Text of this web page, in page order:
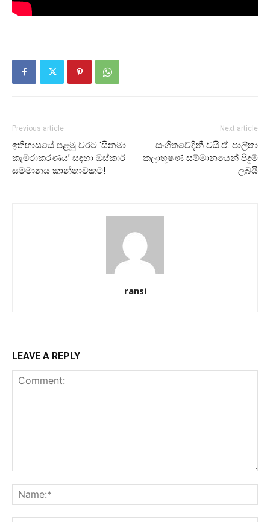
Previous article
ඉතිහාසයේ පළමු වරට ‘සිනමා
කැමරාකරණය’ සඳහා ඔස්කාර්
සම්මානය කාන්තාවකට!
Next article
සංගීතවේදිනී වයි.ඒ. පාලිතා
කලාභූෂණ සම්මානයෙන් පිදුම්
ලබයි
ransi
LEAVE A REPLY